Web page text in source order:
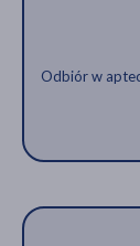
Odbiór w